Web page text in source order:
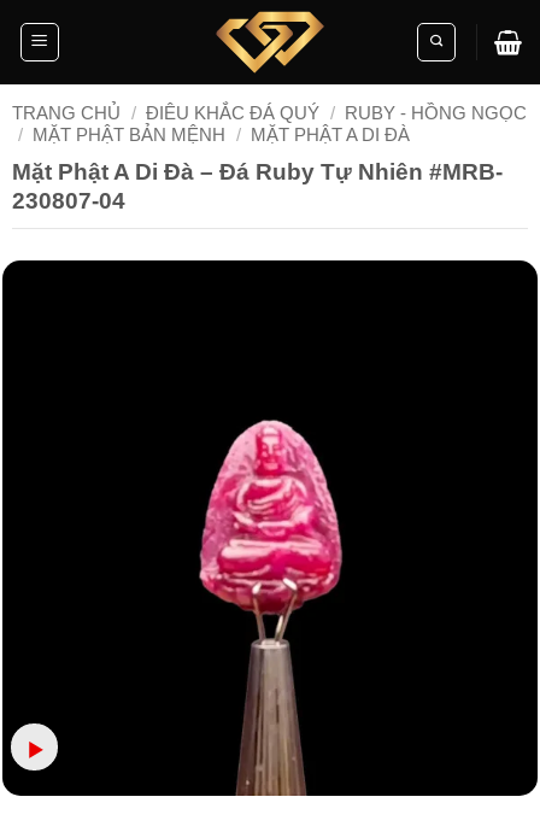
TRANG CHỦ / ĐIÊU KHẮC ĐÁ QUÝ / RUBY - HỒNG NGỌC
/ MẶT PHẬT BẢN MỆNH / MẶT PHẬT A DI ĐÀ
Mặt Phật A Di Đà – Đá Ruby Tự Nhiên #MRB-
230807-04